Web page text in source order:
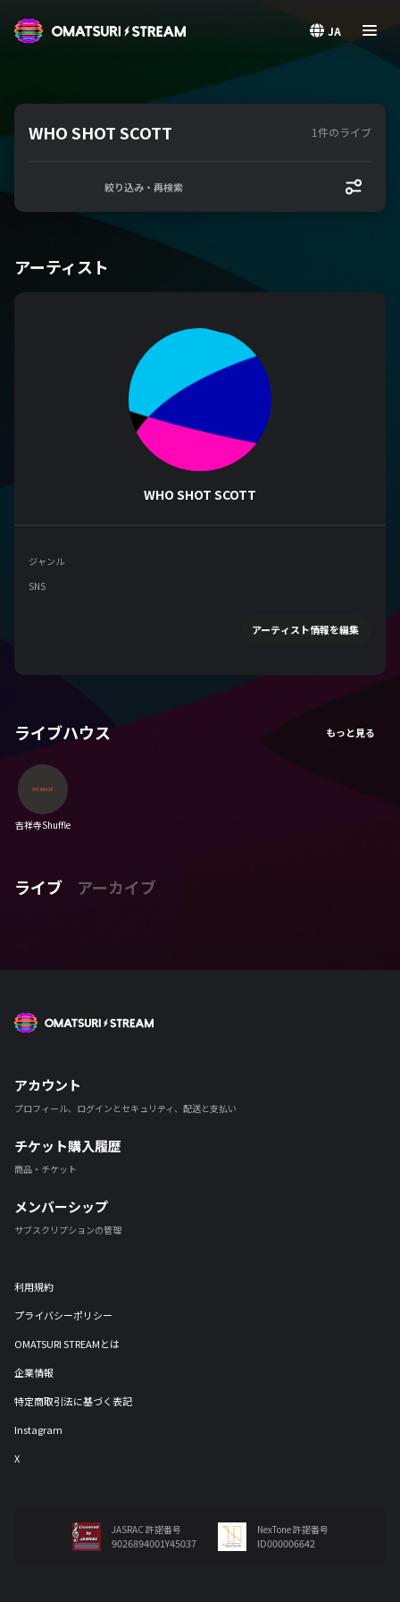
JA
WHO SHOT SCOTT 1件のライブ
絞り込み・再検索
アーティスト
WHO SHOT SCOTT
ジャンル
SNS
アーティスト情報を編集
ライブハウス
吉祥寺Shuffle
ライブ アーカイブ
アカウント
プロフィール、ログインとセキュリティ、配送と支払い
チケット購入履歴
商品・チケット
メンバーシップ
サブスクリプションの管理
利用規約
プライバシーポリシー
OMATSURI STREAMとは
企業情報
特定商取引法に基づく表記
Instagram
X
JASRAC 許諾番号
9026894001Y45037
NexTone 許諾番号
ID000006642